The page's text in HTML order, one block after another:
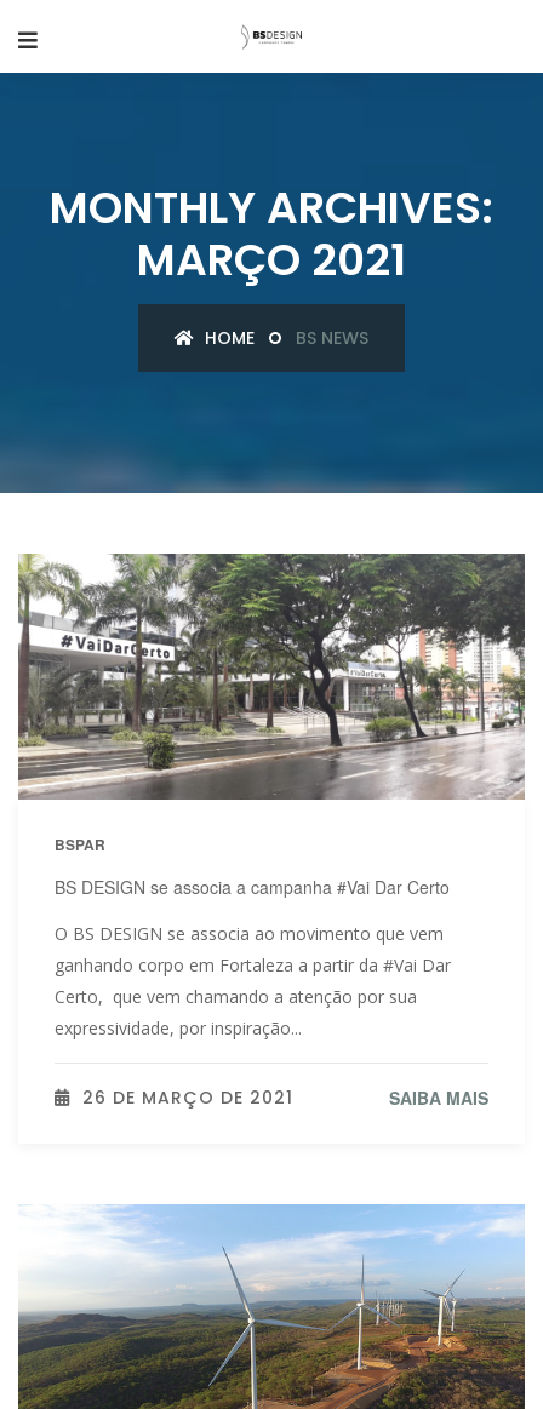
MONTHLY ARCHIVES:
MARÇO 2021
HOME BS NEWS
BSPAR
BS DESIGN se associa a campanha #Vai Dar Certo
O BS DESIGN se associa ao movimento que vem
ganhando corpo em Fortaleza a partir da #Vai Dar
Certo, que vem chamando a atenção por sua
expressividade, por inspiração...
26 DE MARÇO DE 2021 SAIBA MAIS